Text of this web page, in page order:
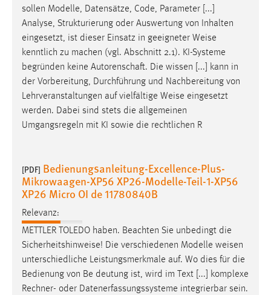
sollen Modelle, Datensätze, Code, Parameter [...]
Analyse, Strukturierung oder Auswertung von Inhalten
eingesetzt, ist dieser Einsatz in geeigneter Weise
kenntlich zu machen (vgl. Abschnitt 2.1). KI-Systeme
begründen keine Autorenschaft. Die wissen [...] kann in
der Vorbereitung, Durchführung und Nachbereitung von
Lehrveranstaltungen auf vielfältige Weise eingesetzt
werden. Dabei sind stets die allgemeinen
Umgangsregeln mit KI sowie die rechtlichen R
[PDF] Bedienungsanleitung-Excellence-Plus-
Mikrowaagen-XP56 XP26-Modelle-Teil-1-XP56
XP26 Micro OI de 11780840B
Relevanz:
METTLER TOLEDO haben. Beachten Sie unbedingt die
Sicherheitshinweise! Die verschiedenen Modelle weisen
unterschiedliche Leistungsmerkmale auf. Wo dies für die
Bedienung von Be­ deutung ist, wird im Text [...] komplexe
Rechner- oder Datenerfassungssysteme integrierbar sein.